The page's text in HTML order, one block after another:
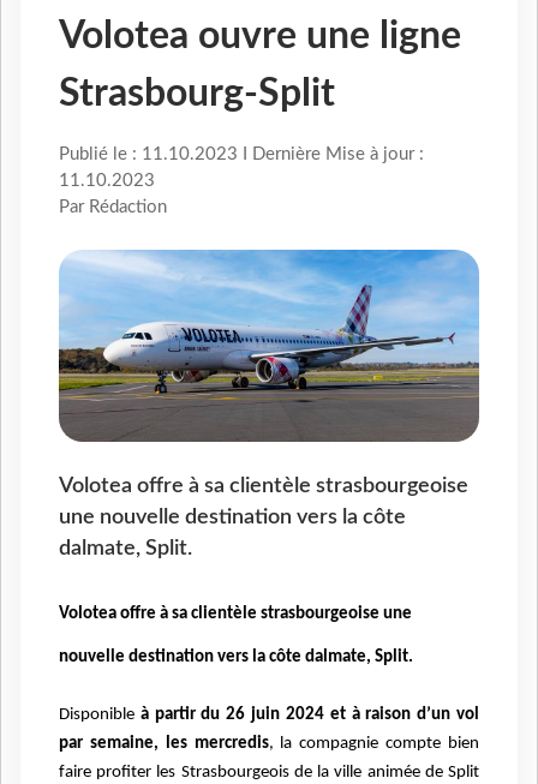
Volotea ouvre une ligne
Strasbourg-Split
Publié le : 11.10.2023 I Dernière Mise à jour :
11.10.2023
Par Rédaction
Volotea offre à sa clientèle strasbourgeoise
une nouvelle destination vers la côte
dalmate, Split.
Volotea offre à sa clientèle strasbourgeoise une
nouvelle destination vers la côte dalmate, Split.
Disponible à partir du 26 juin 2024 et à raison d’un vol
par semaine, les mercredis, la compagnie compte bien
faire profiter les Strasbourgeois de la ville animée de Split